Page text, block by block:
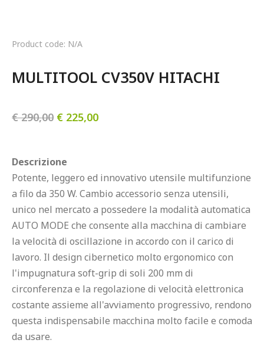
Product code: N/A
MULTITOOL CV350V HITACHI
€290,00 € 225,00
Descrizione
Potente, leggero ed innovativo utensile multifunzione
a filo da 350 W. Cambio accessorio senza utensili,
unico nel mercato a possedere la modalità automatica
AUTO MODE che consente alla macchina di cambiare
la velocità di oscillazione in accordo con il carico di
lavoro. Il design cibernetico molto ergonomico con
l'impugnatura soft-grip di soli 200 mm di
circonferenza e la regolazione di velocità elettronica
costante assieme all'avviamento progressivo, rendono
questa indispensabile macchina molto facile e comoda
da usare.